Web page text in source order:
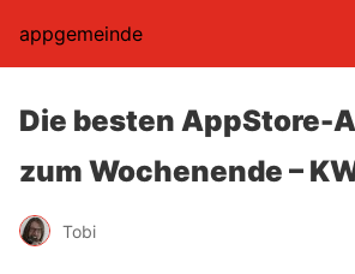
appgemeinde
Die besten AppStore-
zum Wochenende –
Tobi